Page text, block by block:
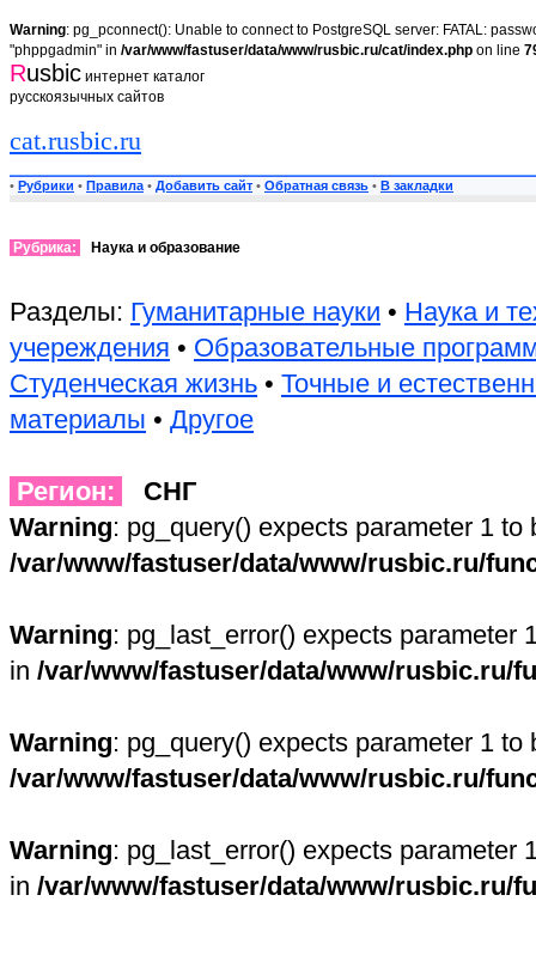
Warning: pg_pconnect(): Unable to connect to PostgreSQL server: FATAL:
"phppgadmin" in /var/www/fastuser/data/www/rusbic.ru/cat/index.php on line
Rusbic интернет каталог
русскоязычных сайтов
cat.rusbic.ru
• Рубрики • Правила • Добавить сайт • Обратная связь • В закладки
Рубрика: Наука и образование
Разделы: Гуманитарные науки • Наука и
учереждения • Образовательные
Студенческая жизнь • Точные и
материалы • Другое
Регион:
СНГ
Warning: pg_query() expects parameter 1
/var/www/fastuser/data/www/rusbic.ru/
Warning: pg_last_error() expects parameter
in /var/www/fastuser/data/www/rusbic.ru/
Warning: pg_query() expects parameter 1
/var/www/fastuser/data/www/rusbic.ru/
Warning: pg_last_error() expects parameter
in /var/www/fastuser/data/www/rusbic.ru/